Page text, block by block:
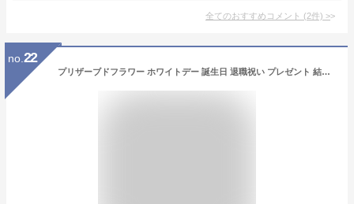
全てのおすすめコメント (2件) >
no. 22
プリザーブドフラワー ホワイトデー 誕生日 退職祝い プレゼント 結婚祝い ギフト 結婚記念日 電報 結婚式 還暦祝い お祝い お返し ブリザードフラワ- バラ 薔薇 花 おしゃれ 人気 女性 プリザーブド フラワー お供え ペット 犬 お悔やみ 母の日 ガラスドーム エンジェル